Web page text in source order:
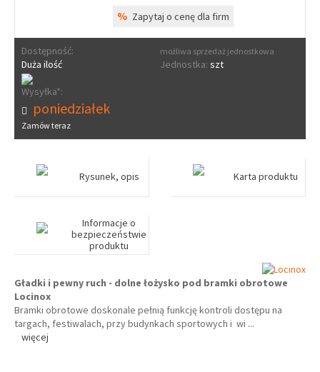
% Zapytaj o cenę dla firm
Dostępność:
Duża ilość
możliwa sprzedaż jednostkowa
Jednostka: szt
Wysyłka*:
poniedziałek
Zamów teraz
Rysunek, opis Karta produktu
Informacje o
bezpieczeństwie
produktu
Gładki i pewny ruch - dolne łożysko pod bramki obrotowe
Locinox
Bramki obrotowe doskonale pełnią funkcję kontroli dostępu na
targach, festiwalach, przy budynkach sportowych i wi ...
więcej